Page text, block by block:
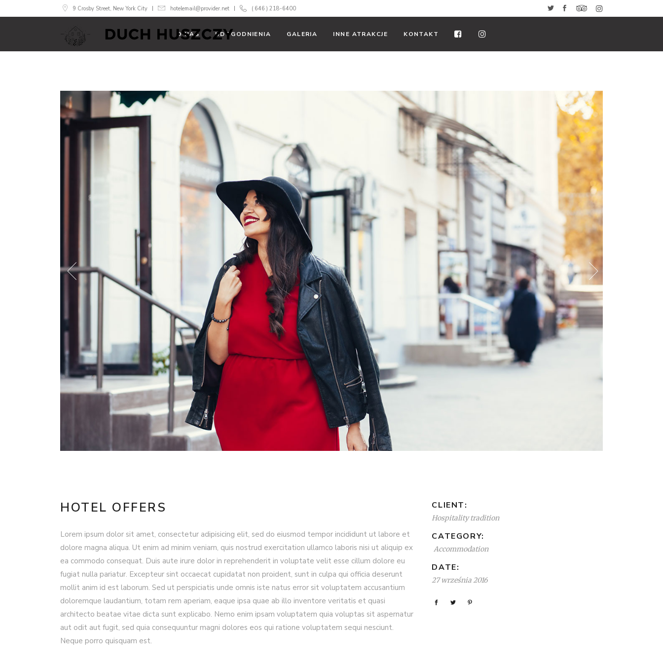
9 Crosby Street, New York City hotelemail@provider.net ( 646 ) 218-6400
O NAS UDOGODNIENIA GALERIA INNE ATRAKCJE KONTAKT
HOTEL OFFERS
Lorem ipsum dolor sit amet, consectetur adipisicing elit, sed do eiusmod tempor incididunt ut labore et
dolore magna aliqua. Ut enim ad minim veniam, quis nostrud exercitation ullamco laboris nisi ut aliquip ex
ea commodo consequat. Duis aute irure dolor in reprehenderit in voluptate velit esse cillum dolore eu
fugiat nulla pariatur. Excepteur sint occaecat cupidatat non proident, sunt in culpa qui officia deserunt
mollit anim id est laborum. Sed ut perspiciatis unde omnis iste natus error sit voluptatem accusantium
doloremque laudantium, totam rem aperiam, eaque ipsa quae ab illo inventore veritatis et quasi
architecto beatae vitae dicta sunt explicabo. Nemo enim ipsam voluptatem quia voluptas sit aspernatur
aut odit aut fugit, sed quia consequuntur magni dolores eos qui ratione voluptatem sequi nesciunt.
Neque porro quisquam est.
CLIENT:
Hospitality tradition
CATEGORY:
Accommodation
DATE:
27 września 2016